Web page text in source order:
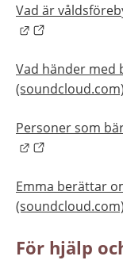
Vad är
Länk till annan
Vad händer med
(soundcloud.com)
Personer som
Länk till annan
Emma berättar
(soundcloud.com)
För hjälp